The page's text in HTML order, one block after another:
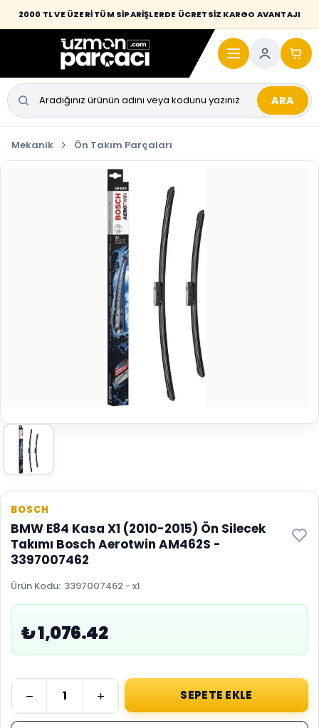
2000 TL VE ÜZERİ TÜM SİPARİŞLERDE ÜCRETSİZ KARGO AVANTAJI
Desi / hacim sınırını aşan kaporta parçalarında taşıma bedeli alıcıya
yansıtılmaktadır.
ARA
Mekanik Ön Takım Parçaları
BOSCH
BMW E84 Kasa X1 (2010-2015) Ön Silecek
Takımı Bosch Aerotwin AM462S -
3397007462
Ürün Kodu: 3397007462 - x1
₺ 1,076.42
SEPETE EKLE